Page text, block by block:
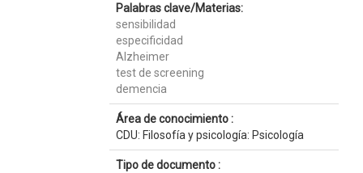
Palabras clave/Materias:
sensibilidad
especificidad
Alzheimer
test de screening
demencia
Área de conocimiento :
CDU: Filosofía y psicología: Psicología
Tipo de documento :